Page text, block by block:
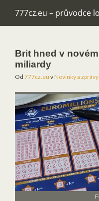
777cz.eu – průvodce
Brit hned v
miliardy
Od 777cz.eu vNovinky a